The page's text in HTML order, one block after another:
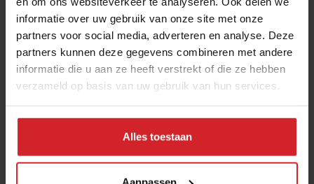
informatie over uw gebruik van onze site met onze
partners voor social media, adverteren en analyse. Deze
partners kunnen deze gegevens combineren met andere
informatie die u aan ze heeft verstrekt of die ze hebben
verzameld op basis van uw gebruik van hun services.
Alles toestaan
actief aan – op de menukaart, met een kaartje op de
bar of op een krijtbord. Een tafelkaartje trekt ook de
aandacht. Zo verleid je gasten makkelijk.